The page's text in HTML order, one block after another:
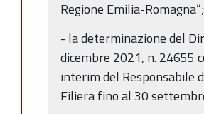
Regione Emilia-Romagna”;
- la determinazione del
dicembre 2021, n. 24655
interim del Responsabile
Filiera fino al 30